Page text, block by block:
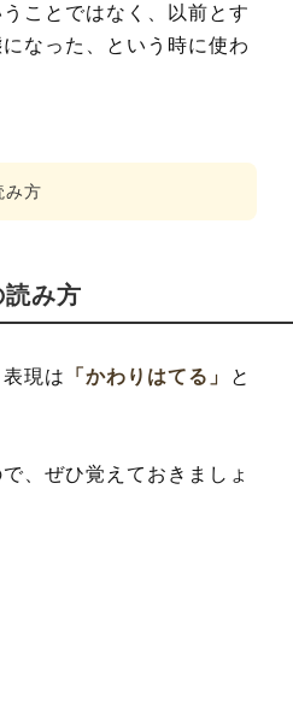
ことではなく、以前とす
なった、という時に使わ
み方
読み方
現は 「かわりはてる」
と
、ぜひ覚えておきましょ